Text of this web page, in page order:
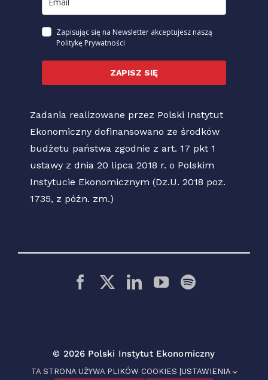
Zapisując się na Newsletter akceptujesz naszą
Politykę Prywatności
ZAPISZ SIĘ
Zadania realizowane przez Polski Instytut
Ekonomiczny dofinansowano ze środków
budżetu państwa zgodnie z art. 17 pkt 1
ustawy z dnia 20 lipca 2018 r. o Polskim
Instytucie Ekonomicznym (Dz.U. 2018 poz.
1735, z późn. zm.)
© 2026 Polski Instytut Ekonomiczny
TA STRONA UŻYWA PLIKÓW COOKIES | USTAWIENIA